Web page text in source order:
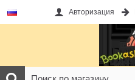
Авторизация